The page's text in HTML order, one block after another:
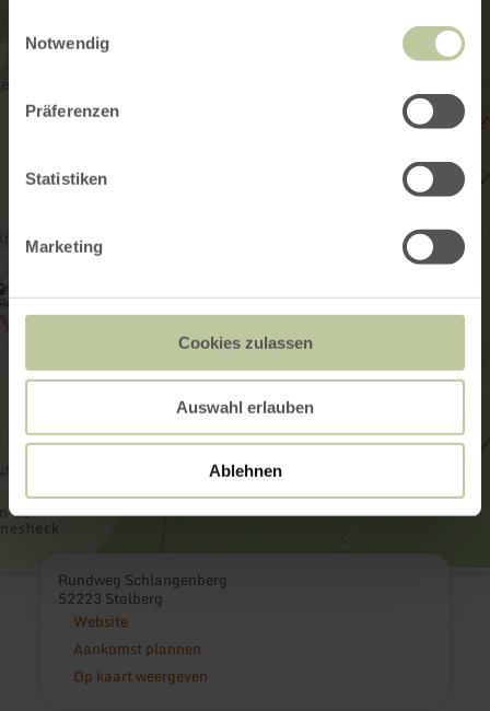
Notwendig
Präferenzen
Statistiken
Marketing
Cookies zulassen
Auswahl erlauben
Ablehnen
Rundweg Schlangenberg
52223 Stolberg
Website
Aankomst plannen
Op kaart weergeven